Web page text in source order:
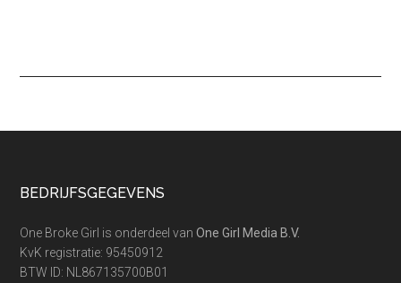
Footer
BEDRIJFSGEGEVENS
One Broke Girl is onderdeel vanOne Girl Media B.V.
KvK registratie: 95450912
BTW ID: NL867135700B01